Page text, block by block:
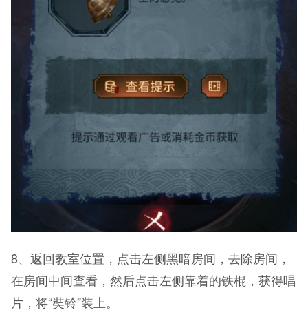
8、返回教室位置，点击左侧黑暗房间，去除房间，
在房间中间查看，然后点击左侧靠着的铁棍，获得唱
片，将“奘铃”装上。